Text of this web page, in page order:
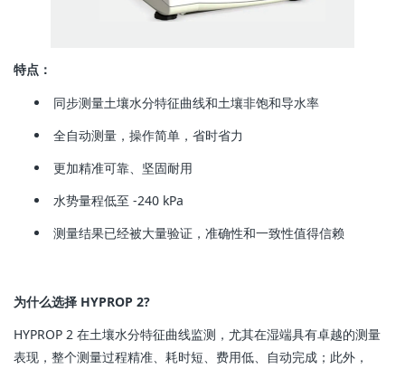
特点：
同步测量土壤水分特征曲线和土壤非饱和导水率
全自动测量，操作简单，省时省力
更加精准可靠、坚固耐用
水势量程低至 -240 kPa
测量结果已经被大量验证，准确性和一致性值得信赖
为什么选择 HYPROP 2?
HYPROP 2 在土壤水分特征曲线监测，尤其在湿端具有卓越的测量
表现，整个测量过程精准、耗时短、费用低、自动完成；此外，